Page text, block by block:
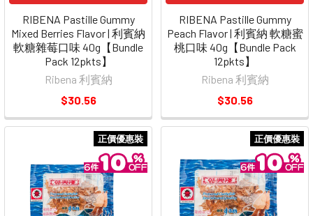
RIBENA Pastille Gummy
Mixed Berries Flavor | 利賓納
軟糖雜莓口味 40g【Bundle
Pack 12pkts】
Ribena 利賓納
$30.56
RIBENA Pastille Gummy
Peach Flavor | 利賓納 軟糖蜜
桃口味 40g【Bundle Pack
12pkts】
Ribena 利賓納
$30.56
正價優惠裝 正價優惠裝